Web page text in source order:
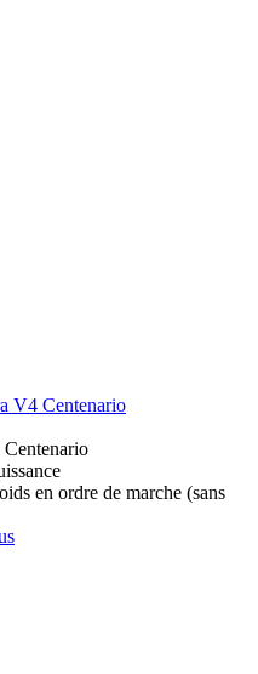
V4 Centenario
en ordre de marche (sans